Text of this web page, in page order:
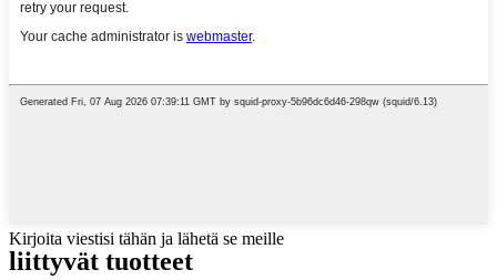
Kirjoita viestisi tähän ja lähetä se meille
liittyvät tuotteet